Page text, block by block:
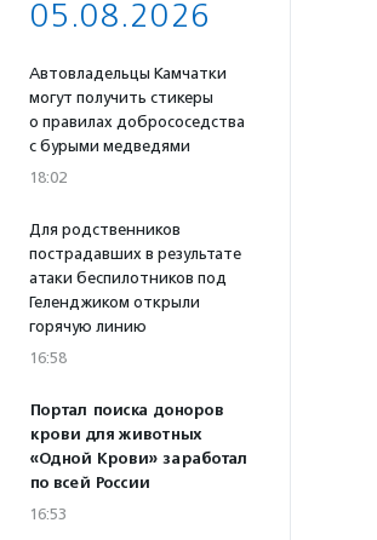
05.08.2026
Автовладельцы Камчатки
могут получить стикеры
о правилах добрососедства
с бурыми медведями
18:02
Для родственников
пострадавших в результате
атаки беспилотников под
Геленджиком открыли
горячую линию
16:58
Портал поиска доноров
крови для животных
«Одной Крови» заработал
по всей России
16:53